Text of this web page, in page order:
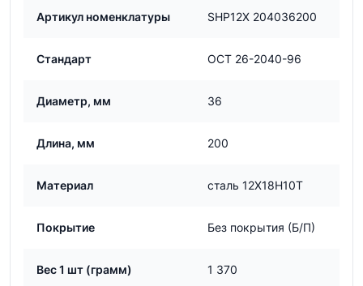
Артикул номенклатуры SHP12Х 204036200
Стандарт ОСТ 26-2040-96
Диаметр, мм 36
Длина, мм 200
Материал сталь 12Х18Н10Т
Покрытие Без покрытия (Б/П)
Вес 1 шт (грамм) 1 370